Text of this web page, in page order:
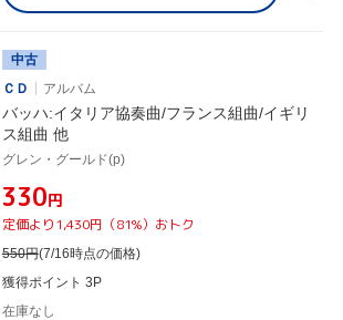
中古
ＣＤ
アルバム
バッハ:イタリア協奏曲/フランス組曲/イギリ
ス組曲 他
グレン・グールド(p)
¥330円
定価より1,430円（81%）おトク
550円(7/16時点の価格)
獲得ポイント 3P
在庫なし